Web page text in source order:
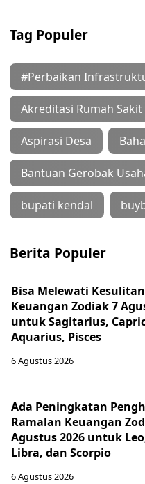
Tag Populer
#Perbaikan
Akreditasi Rumah Sakit
Aspirasi Desa
Bantuan Gerobak
bupati kendal
Berita Populer
Bisa Melewati
Keuangan Zodiak 7
untuk Sagitarius,
Aquarius, Pisces
6 Agustus 2026
Ada Peningkatan
Ramalan Keuangan
Agustus 2026 untuk
Libra, dan Scorpio
6 Agustus 2026